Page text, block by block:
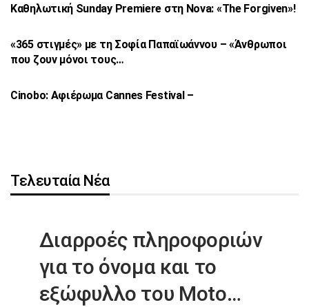
Καθηλωτική Sunday Premiere στη Nova: «TheForgiven»!
«365 στιγμές» με τη Σοφία Παπαϊωάννου – «Άνθρωποι
που ζουν μόνοι τους…
Cinobo: Αφιέρωμα Cannes Festival –
Τελευταία Νέα
Διαρροές πληροφοριών
για το όνομακαι το
εξώφυλλο του Moto…